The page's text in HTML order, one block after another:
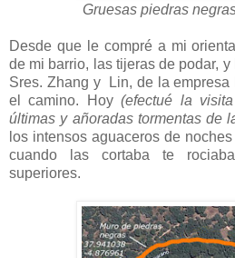
Gruesas piedras
Desde que le compré a mi
de mi barrio, las tijeras de podar,
Sres. Zhang y Lin, de la
el camino. Hoy(efectué la
últimas y añoradas tormentas de
los intensos aguaceros de
cuando las cortaba te
superiores.